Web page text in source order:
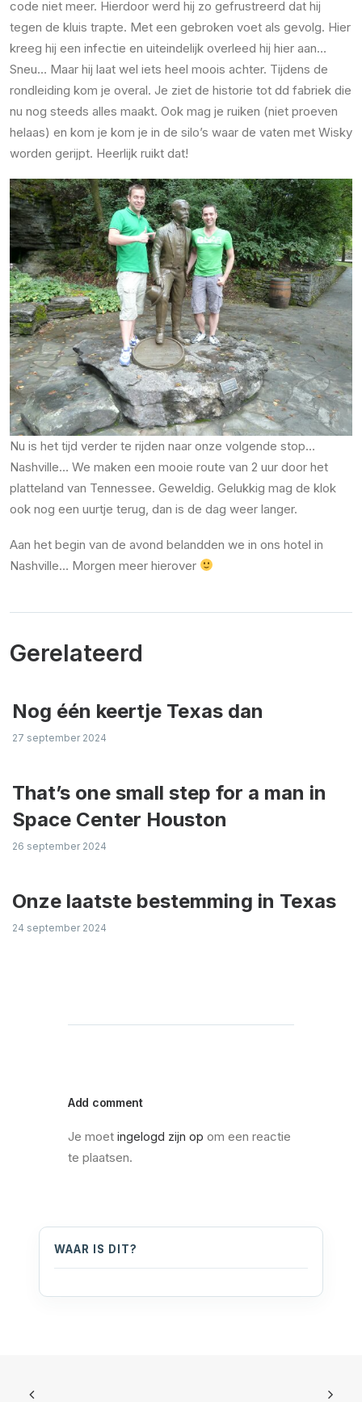
code niet meer. Hierdoor werd hij zo gefrustreerd dat hij
tegen de kluis trapte. Met een gebroken voet als gevolg. Hier
kreeg hij een infectie en uiteindelijk overleed hij hier aan…
Sneu… Maar hij laat wel iets heel moois achter. Tijdens de
rondleiding kom je overal. Je ziet de historie tot dd fabriek die
nu nog steeds alles maakt. Ook mag je ruiken (niet proeven
helaas) en kom je kom je in de silo’s waar de vaten met Wisky
worden gerijpt. Heerlijk ruikt dat!
Nu is het tijd verder te rijden naar onze volgende stop…
Nashville… We maken een mooie route van 2 uur door het
platteland van Tennessee. Geweldig. Gelukkig mag de klok
ook nog een uurtje terug, dan is de dag weer langer.
Aan het begin van de avond belandden we in ons hotel in
Nashville… Morgen meer hierover
Gerelateerd
Nog één keertje Texas dan
27 september 2024
That’s one small step for a man in
Space Center Houston
26 september 2024
Onze laatste bestemming in Texas
24 september 2024
Add comment
Je moet ingelogd zijn op om een reactie
te plaatsen.
WAAR IS DIT?